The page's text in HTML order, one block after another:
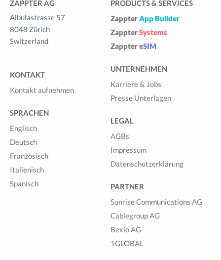
ZAPPTER AG
Albulastrasse 57
8048 Zürich
Switzerland
KONTAKT
Kontakt aufnehmen
SPRACHEN
Englisch
Deutsch
Französisch
Italienisch
Spanisch
PRODUCTS & SERVICES
ZappterApp Builder
ZappterSystems
ZapptereSIM
UNTERNEHMEN
Karriere & Jobs
Presse Unterlagen
LEGAL
AGBs
Impressum
Datenschutzerklärung
PARTNER
Sunrise Communications AG
Cablegroup AG
Bexio AG
1GLOBAL